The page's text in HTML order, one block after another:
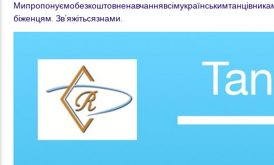
біженцям. Зв'яжітьсязнами.